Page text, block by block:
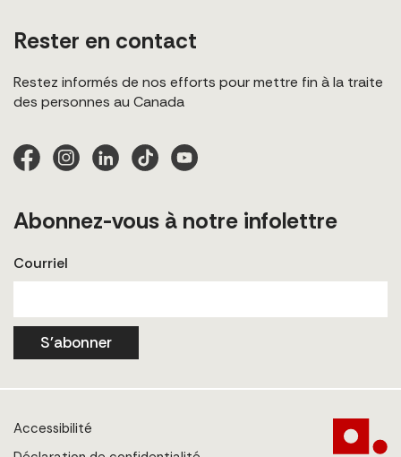
Rester en contact
Restez informés de nos efforts pour mettre fin à la traite
des personnes au Canada
Abonnez-vous à notre infolettre
Courriel
S'abonner
Accessibilité